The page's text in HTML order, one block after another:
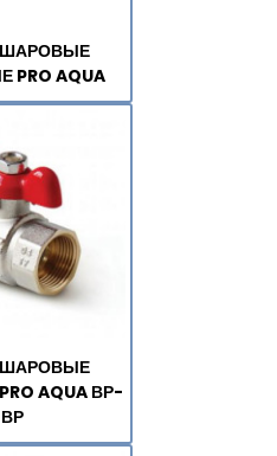
PRO AQUA
AQUA ВР-
ВР